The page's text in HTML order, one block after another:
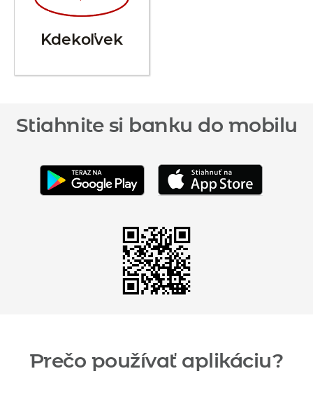
Kdekoľvek
Stiahnite si banku do mobilu
Prečo používať aplikáciu?